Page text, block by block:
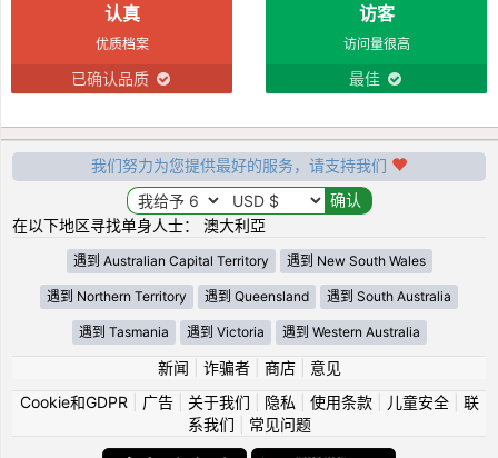
认真
优质档案
已确认品质
访客
访问量很高
最佳
我们努力为您提供最好的服务，请支持我们
在以下地区寻找单身人士： 澳大利亞
遇到 Australian Capital Territory 遇到 New South Wales
遇到 Northern Territory 遇到 Queensland 遇到 South Australia
遇到 Tasmania 遇到 Victoria 遇到 Western Australia
新闻 诈骗者| 商店| 意见
Cookie和GDPR
广告| 关于我们 隐私 使用条款| 儿童安全| 联
系我们
常见问题